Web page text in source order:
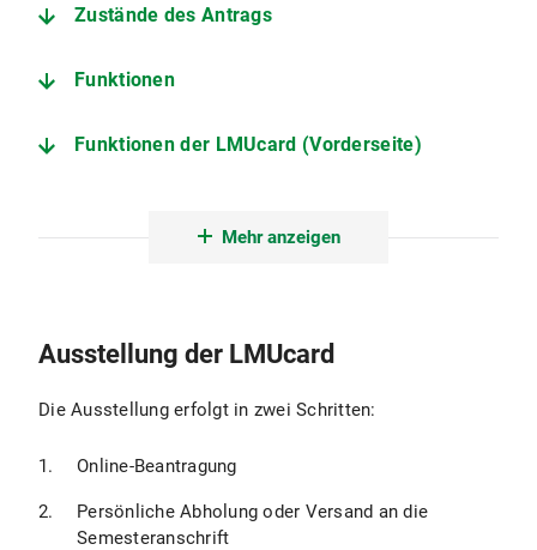
Zustände des Antrags
Funktionen
Funktionen der LMUcard (Vorderseite)
Nutzungshinweise
Mehr anzeigen
Ausstellung der LMUcard
Die Ausstellung erfolgt in zwei Schritten:
Online-Beantragung
Persönliche Abholung oder Versand an die
Semesteranschrift